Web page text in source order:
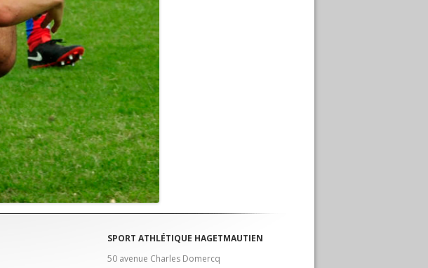
SPORT ATHLÉTIQUE HAGETMAUTIEN
50 avenue Charles Domercq